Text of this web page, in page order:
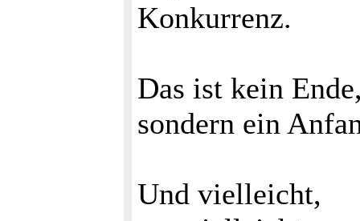
Konkurrenz.
Das ist kein
sondern ein
Und vielleicht,